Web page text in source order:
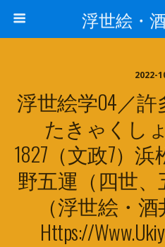
浮世絵・
2022-
浮世絵学04／許
たきゃくし
1827（文政7）
野五運（四世
（浮世絵・
Https://